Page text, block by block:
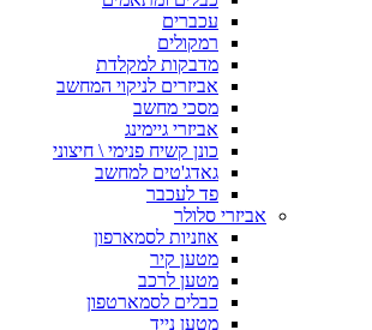
עכברים
רמקולים
מדבקות למקלדת
אביזרים לניקוי המחשב
מסכי מחשב
אביזרי גיימינג
כונן קשיח פנימי \ חיצוני
גאדג'טים למחשב
פד לעכבר
אביזרי סלולר
אוזניות לסמארפון
מטען קיר
מטען לרכב
כבלים לסמארטפון
מטען נייד